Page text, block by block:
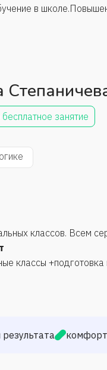
в
занятие
классов. Всем
классы +подготовка
результата